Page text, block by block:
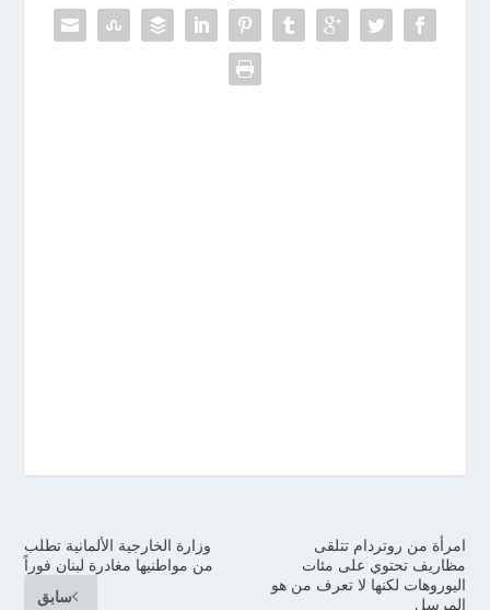
وزارة الخارجية الألمانية تطلب
من مواطنيها مغادرة لبنان فوراً
سابق
امرأة من روتردام تتلقى
مظاريف تحتوي على مئات
اليوروهات لكنها لا تعرف من هو
المرسل